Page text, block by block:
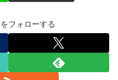
フォローする